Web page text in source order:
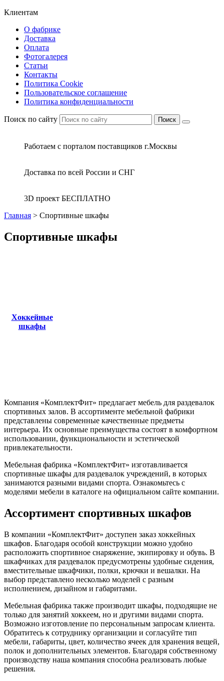
Клиентам
О фабрике
Доставка
Оплата
Фотогалерея
Статьи
Контакты
Политика Cookie
Пользовательское соглашение
Политика конфиденциальности
Поиск по сайту Поиск
Работаем с порталом поставщиков г.Москвы
Доставка по всей России и СНГ
3D проект БЕСПЛАТНО
Главная > Спортивные шкафы
Спортивные шкафы
Хоккейные
шкафы
Компания «КомплектФит» предлагает мебель для раздевалок
спортивных залов. В ассортименте мебельной фабрики
представлены современные качественные предметы
интерьера. Их основные преимущества состоят в комфортном
использовании, функциональности и эстетической
привлекательности.
Мебельная фабрика «КомплектФит» изготавливается
спортивные шкафы для раздевалок учреждений, в которых
занимаются разными видами спорта. Ознакомьтесь с
моделями мебели в каталоге на официальном сайте компании.
Ассортимент спортивных шкафов
В компании «КомплектФит» доступен заказ хоккейных
шкафов. Благодаря особой конструкции можно удобно
расположить спортивное снаряжение, экипировку и обувь. В
шкафчиках для раздевалок предусмотрены удобные сидения,
вместительные шкафчики, полки, крючки и вешалки. На
выбор представлено несколько моделей с разным
исполнением, дизайном и габаритами.
Мебельная фабрика также производит шкафы, подходящие не
только для занятий хоккеем, но и другими видами спорта.
Возможно изготовление по персональным запросам клиента.
Обратитесь к сотруднику организации и согласуйте тип
мебели, габариты, цвет, количество ячеек для хранения вещей,
полок и дополнительных элементов. Благодаря собственному
производству наша компания способна реализовать любые
решения.